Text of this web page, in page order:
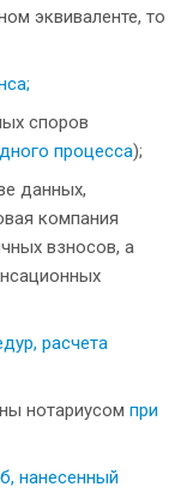
эквиваленте, то
споров
процесса);
данных,
компания
взносов, а
расчета
нотариусом при
нанесенный